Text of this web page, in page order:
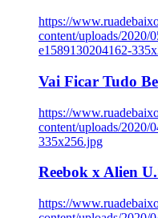
https://
content/uploads/2020/
e1589130204162-
Vai Ficar Tudo
https://
content/uploads/2020/
335x256.jpg
Reebok x Alien
https://